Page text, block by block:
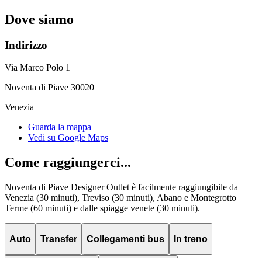
Dove siamo
Indirizzo
Via Marco Polo 1
Noventa di Piave 30020
Venezia
Guarda la mappa
Vedi su Google Maps
Come raggiungerci...
Noventa di Piave Designer Outlet è facilmente raggiungibile da
Venezia (30 minuti), Treviso (30 minuti), Abano e Montegrotto
Terme (60 minuti) e dalle spiagge venete (30 minuti).
Auto Transfer Collegamenti bus In treno